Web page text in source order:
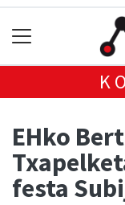
EHko
festa